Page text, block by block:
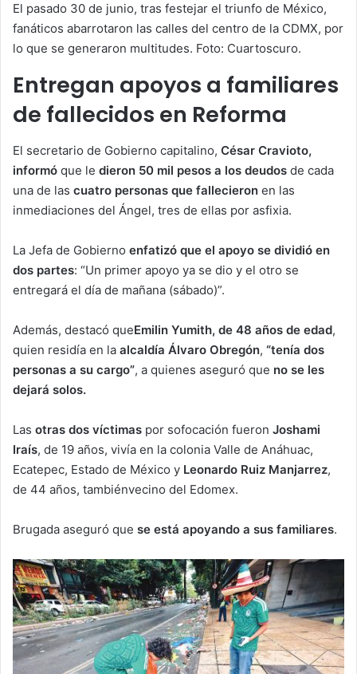
El pasado 30 de junio, tras festejar el triunfo de México,
fanáticos abarrotaron las calles del centro de la CDMX, por
lo que se generaron multitudes. Foto: Cuartoscuro.
Entregan apoyos a familiares
de fallecidos en Reforma
El secretario de Gobierno capitalino, César Cravioto,
informó que le dieron 50 mil pesos a los deudos de cada
una de las cuatro personas que fallecieron en las
inmediaciones del Ángel, tres de ellas por asfixia.
La Jefa de Gobierno enfatizó que el apoyo se dividió en
dos partes: “Un primer apoyo ya se dio y el otro se
entregará el día de mañana (sábado)”.
Además, destacó queEmilin Yumith, de 48 años de edad,
quien residía en la alcaldía Álvaro Obregón, “tenía dos
personas a su cargo”, a quienes aseguró que no se les
dejará solos.
Las otras dos víctimas por sofocación fueron Joshami
Iraís, de 19 años, vivía en la colonia Valle de Anáhuac,
Ecatepec, Estado de México y Leonardo Ruiz Manjarrez,
de 44 años, tambiénvecino del Edomex.
Brugada aseguró que se está apoyando a sus familiares.